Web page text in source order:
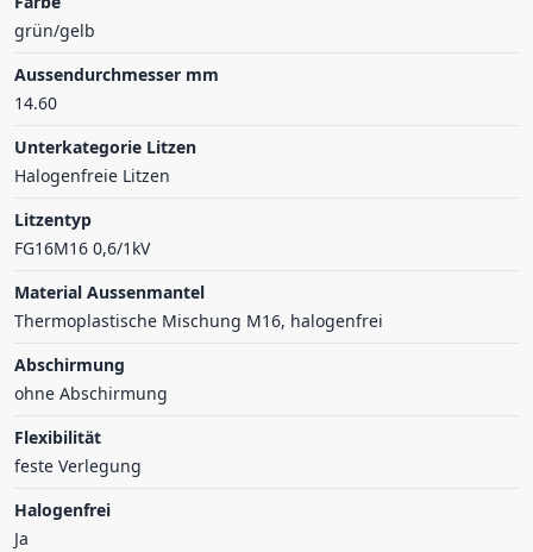
grün/gelb
Aussendurchmesser mm
14.60
Unterkategorie Litzen
Halogenfreie Litzen
Litzentyp
FG16M16 0,6/1kV
Material Aussenmantel
Thermoplastische Mischung M16, halogenfrei
Abschirmung
ohne Abschirmung
Flexibilität
feste Verlegung
Halogenfrei
Ja